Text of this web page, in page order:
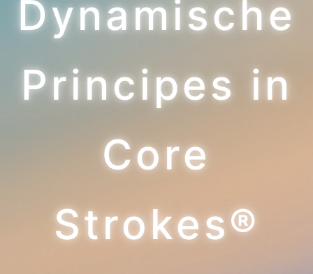
Dynamische
Principes in
Core
Strokes®